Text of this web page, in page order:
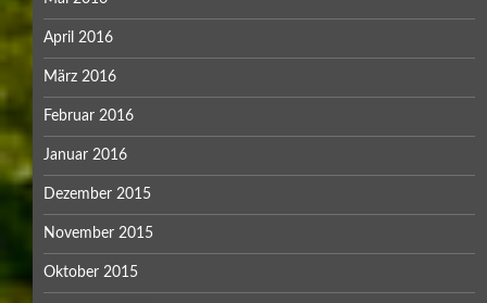
April 2016
März 2016
Februar 2016
Januar 2016
Dezember 2015
November 2015
Oktober 2015